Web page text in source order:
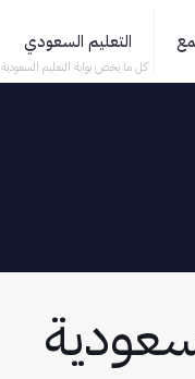
التعليم السعودي
كل ما يخص بوابة التعليم السعودية